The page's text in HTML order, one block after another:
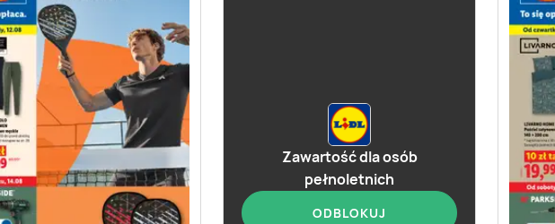
Zawartość dla osób
pełnoletnich
ODBLOKUJ